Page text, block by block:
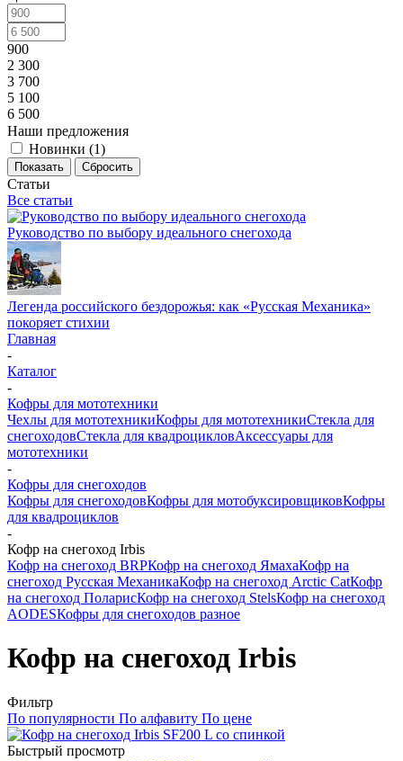
900
2 300
3 700
5 100
6 500
Наши предложения
Новинки (1)
Показать Сбросить
Статьи
Все статьи
Руководство по выбору идеального снегохода
Легенда российского бездорожья: как «Русская Механика»
покоряет стихии
Главная
-
Каталог
-
Кофры для мототехники
Чехлы для мототехникиКофры для мототехникиСтекла для
снегоходовСтекла для квадроцикловАксессуары для
мототехники
-
Кофры для снегоходов
Кофры для снегоходовКофры для мотобуксировщиковКофры
для квадроциклов
-
Кофр на снегоход Irbis
Кофр на снегоход BRPКофр на снегоход ЯмахаКофр на
снегоход Русская МеханикаКофр на снегоход Arctic CatКофр
на снегоход ПоларисКофр на снегоход StelsКофр на снегоход
AODESКофры для снегоходов разное
Кофр на снегоход Irbis
Фильтр
По популярности По алфавиту По цене
Быстрый просмотр